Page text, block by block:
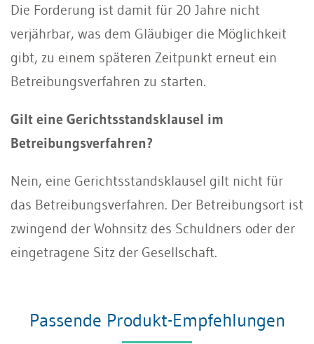
Die Forderung ist damit für 20 Jahre nicht
verjährbar, was dem Gläubiger die Möglichkeit
gibt, zu einem späteren Zeitpunkt erneut ein
Betreibungsverfahren zu starten.
Gilt eine Gerichtsstandsklausel im
Betreibungsverfahren?
Nein, eine Gerichtsstandsklausel gilt nicht für
das Betreibungsverfahren. Der Betreibungsort ist
zwingend der Wohnsitz des Schuldners oder der
eingetragene Sitz der Gesellschaft.
Passende Produkt-Empfehlungen